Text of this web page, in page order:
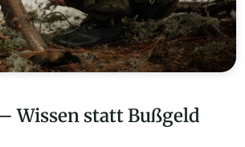
Wissen statt Bußgeld